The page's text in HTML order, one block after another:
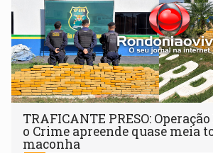
TRAFICANTE PRESO:
o Crime apreende quase meia
maconha